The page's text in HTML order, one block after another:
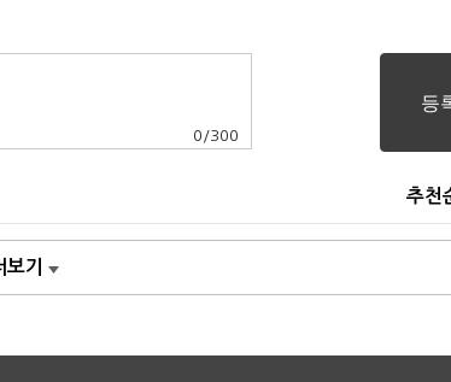
0 /300
추천
보기